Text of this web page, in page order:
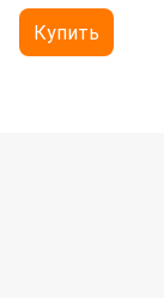
Купить